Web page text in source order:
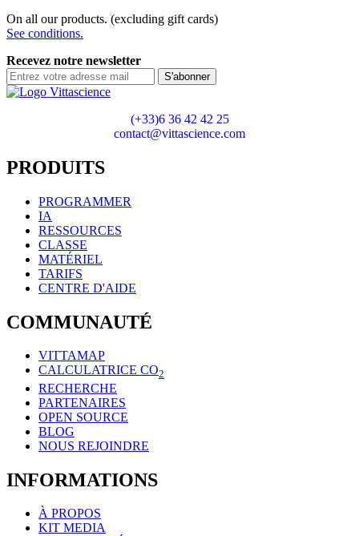
On all our products. (excluding gift cards)
See conditions.
Recevez notre newsletter
S'abonner
(+33)6 36 42 42 25
contact@vittascience.com
PRODUITS
PROGRAMMER
IA
RESSOURCES
CLASSE
MATÉRIEL
TARIFS
CENTRE D'AIDE
COMMUNAUTÉ
VITTAMAP
CALCULATRICE CO2
RECHERCHE
PARTENAIRES
OPEN SOURCE
BLOG
NOUS REJOINDRE
INFORMATIONS
À PROPOS
KIT MEDIA